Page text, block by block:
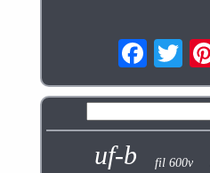
uf-b fil 600v